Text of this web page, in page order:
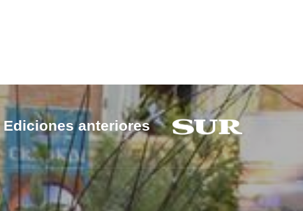
Ediciones anteriores